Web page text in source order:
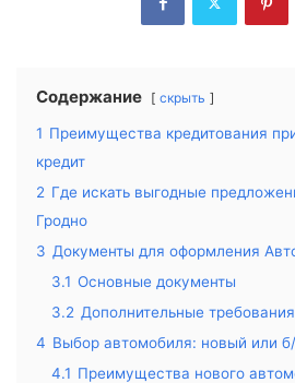
Содержание скрыть
1 Преимущества кредитования
кредит
2 Где искать выгодные
Гродно
3 Документы для оформления
3.1 Основные документы
3.2 Дополнительные требования
4 Выбор автомобиля: новый или
4.1 Преимущества нового